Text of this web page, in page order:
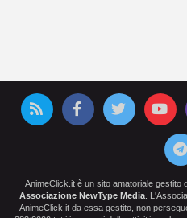
AnimeClick.it è un sito amatoriale
Associazione NewType Media .
AnimeClick.it da essa gestito, non